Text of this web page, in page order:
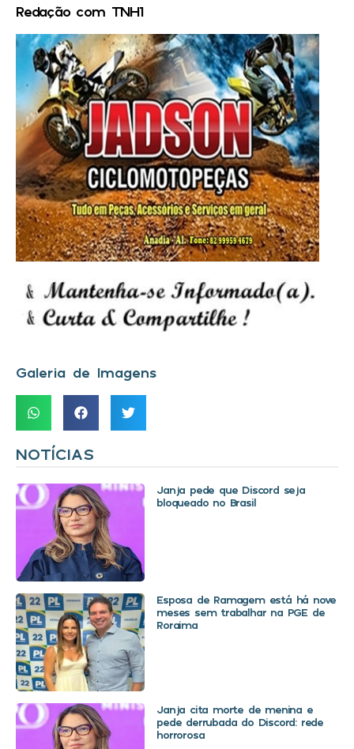
Redação com TNH1
Galeria de Imagens
NOTÍCIAS
Janja pede que Discord seja
bloqueado no Brasil
Esposa de Ramagem está há nove
meses sem trabalhar na PGE de
Roraima
Janja cita morte de menina e
pede derrubada do Discord: rede
horrorosa